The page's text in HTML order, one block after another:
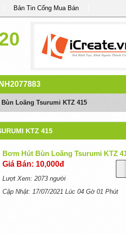
Bản Tin Cổng Mua Bán
Loãng Tsurumi KTZ 415
KTZ 415
Bơm Hút Bùn Loãng Tsurumi KTZ
Giá Bán: 10,000đ
Lượt Xem: 2073 người
Cập Nhật: 17/07/2021 Lúc 04 Gờ 01 Phút